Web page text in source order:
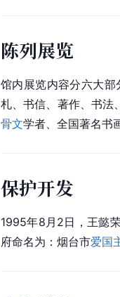
陈列展览
馆内展览内容分六大部
札、书信、著作、书法
骨文学者、全国著名书
保护开发
1995年8月2日，王懿
府命名为：烟台市爱国